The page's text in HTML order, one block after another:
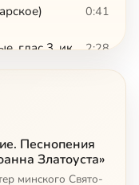
0:41
Тропари и кондаки: воскресные, глас 3, иконе Божией Матери «Державная», глас 4 и глас 8 2:28
0:45
Песнопения
Златоуста»
минского Свято-